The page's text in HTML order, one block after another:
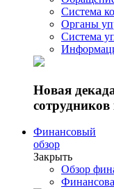
Система
Органы
Система
Новая
Финансовый
обзор
Закрыть
Обзор